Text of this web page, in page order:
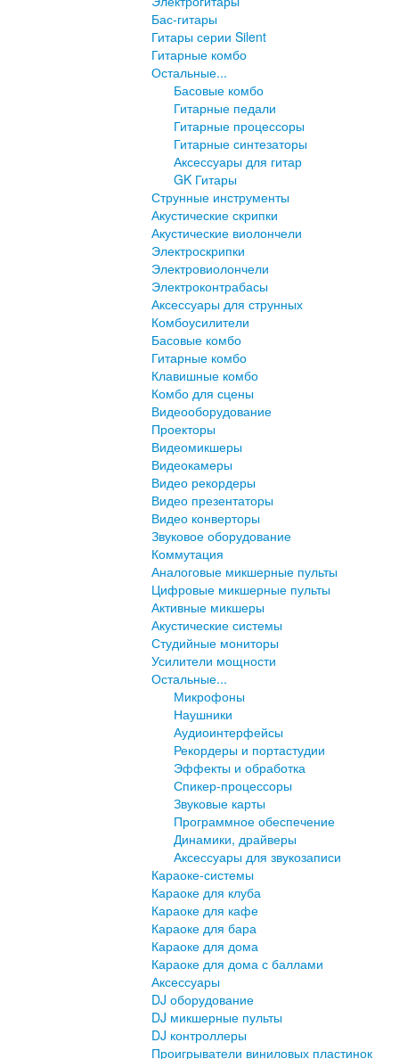
Бас-гитары
Гитары серии Silent
Гитарные комбо
Остальные...
Басовые комбо
Гитарные педали
Гитарные процессоры
Гитарные синтезаторы
Аксессуары для гитар
GK Гитары
Струнные инструменты
Акустические скрипки
Акустические виолончели
Электроскрипки
Электровиолончели
Электроконтрабасы
Аксессуары для струнных
Комбоусилители
Басовые комбо
Гитарные комбо
Клавишные комбо
Комбо для сцены
Видеооборудование
Проекторы
Видеомикшеры
Видеокамеры
Видео рекордеры
Видео презентаторы
Видео конверторы
Звуковое оборудование
Коммутация
Аналоговые микшерные пульты
Цифровые микшерные пульты
Активные микшеры
Акустические системы
Студийные мониторы
Усилители мощности
Остальные...
Микрофоны
Наушники
Аудиоинтерфейсы
Рекордеры и портастудии
Эффекты и обработка
Спикер-процессоры
Звуковые карты
Программное обеспечение
Динамики, драйверы
Аксессуары для звукозаписи
Караоке-системы
Караоке для клуба
Караоке для кафе
Караоке для бара
Караоке для дома
Караоке для дома с баллами
Аксессуары
DJ оборудование
DJ микшерные пульты
DJ контроллеры
Проигрыватели виниловых пластинок